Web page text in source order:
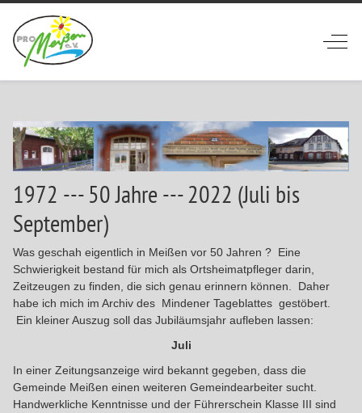
Off-
1972 --- 50 Jahre --- 2022 (Juli bis
September)
Was geschah eigentlich in Meißen vor 50 Jahren ? Eine
Schwierigkeit bestand für mich als Ortsheimatpfleger darin,
Zeitzeugen zu finden, die sich genau erinnern können. Daher
habe ich mich im Archiv des Mindener Tageblattes gestöbert.
Ein kleiner Auszug soll das Jubiläumsjahr aufleben lassen:
Juli
In einer Zeitungsanzeige wird bekannt gegeben, dass die
Gemeinde Meißen einen weiteren Gemeindearbeiter sucht.
Handwerkliche Kenntnisse und der Führerschein Klasse III sind